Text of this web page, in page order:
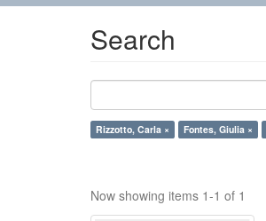
Search
Rizzotto, Carla × Fontes, Giulia ×
Now showing items 1-1 of 1